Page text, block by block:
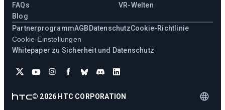
FAQs
Blog
VR-Welten
PartnerprogrammAGBDatenschutzCookie-Richtlinie
Cookie-Einstellungen
Whitepaper zu Sicherheit und Datenschutz
© 2026 HTC CORPORATION